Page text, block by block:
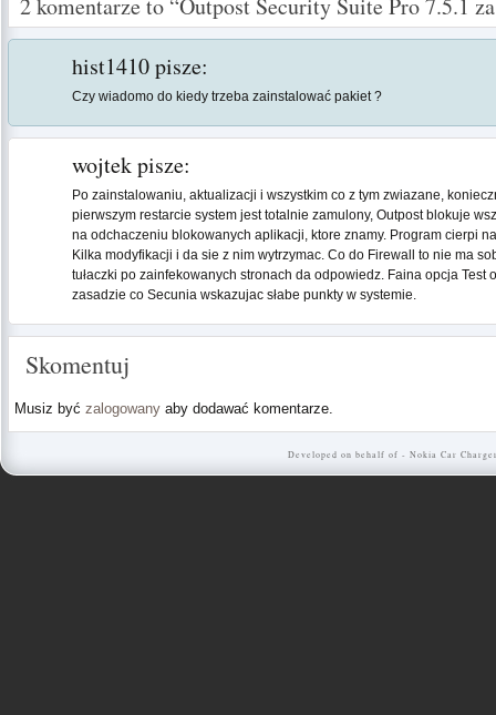
hist1410pisze:
Czy wiadomo do kiedy trzeba zainstalować pakiet ?
wojtekpisze:
Po zainstalowaniu, aktualizacji i wszystkim co z tym zwiazane,
pierwszym restarcie system jest totalnie zamulony, Outpost blokuje
na odchaczeniu blokowanych aplikacji, ktore znamy. Program cierpi
Kilka modyfikacji i da sie z nim wytrzymac. Co do Firewall to nie ma
tułaczki po zainfekowanych stronach da odpowiedz. Faina opcja Test
zasadzie co Secunia wskazujac słabe punkty w systemie.
Skomentuj
Musiz być zalogowany aby dodawać komentarze.
Developed on behalf of - Nokia Car